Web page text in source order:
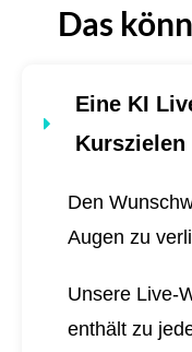
Das
Eine KI
Kurszielen
Den
Augen zu
Unsere Live-
enthält zu